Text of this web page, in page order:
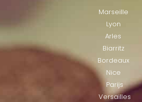
Marseille
Lyon
Arles
Biarritz
Bordeaux
Nice
Parijs
Versailles